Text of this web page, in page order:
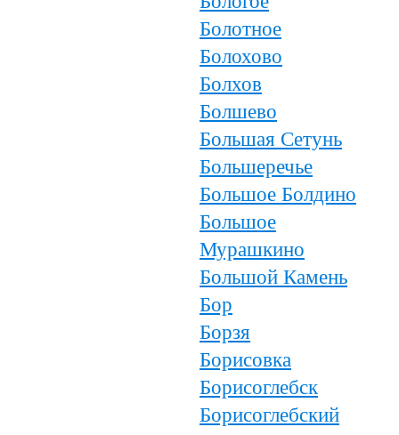
Болотное
Болохово
Болхов
Болшево
Большая Сетунь
Большеречье
Большое Болдино
Большое
Мурашкино
Большой Камень
Бор
Борзя
Борисовка
Борисоглебск
Борисоглебский